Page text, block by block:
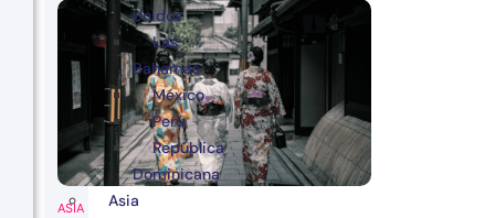
ASIA
Unidos
Las
Bahamas
México
Perú
República
Dominicana
Asia